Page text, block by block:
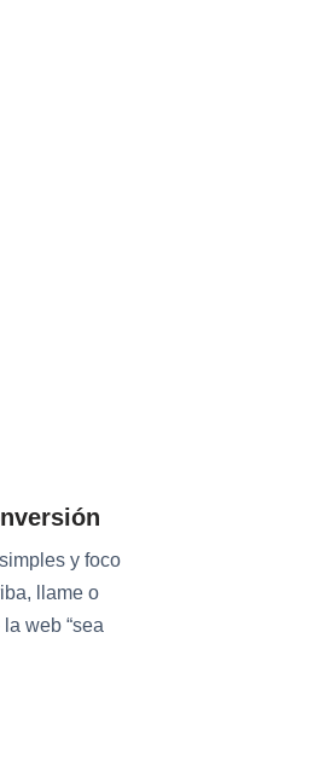
y foco
llame o
web “sea